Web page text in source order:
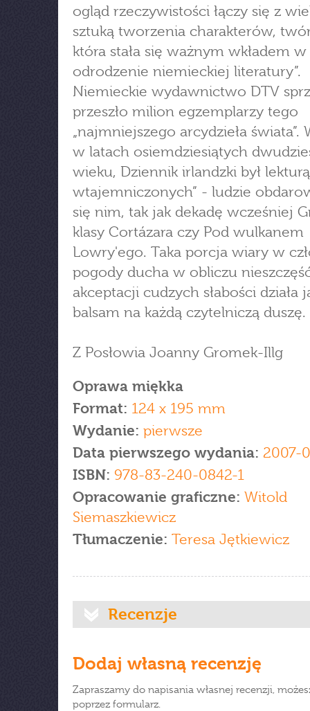
ogląd rzeczywistości łączy się z
sztuką tworzenia charakterów,
która stała się ważnym wkładem w
odrodzenie niemieckiej literatury”.
Niemieckie wydawnictwo DTV
przeszło milion egzemplarzy tego
„najmniejszego arcydzieła świata”.
w latach osiemdziesiątych
wieku, Dziennik irlandzki był lekturą
wtajemniczonych” - ludzie
się nim, tak jak dekadę wcześniej
klasy Cortázara czy Pod wulkanem
Lowry'ego. Taka porcja wiary w
pogody ducha w obliczu
akceptacji cudzych słabości działa
balsam na każdą czytelniczą duszę.
Z Posłowia Joanny Gromek-Illg
Oprawa miękka
Format: 124 x 195 mm
Wydanie: pierwsze
Data pierwszego wydania: 2007-
ISBN: 978-83-240-0842-1
Opracowanie graficzne: Witold
Siemaszkiewicz
Tłumaczenie: Teresa Jętkiewicz
Recenzje
Dodaj własną recenzję
Zapraszamy do napisania własnej recenzji,
poprzez formularz.